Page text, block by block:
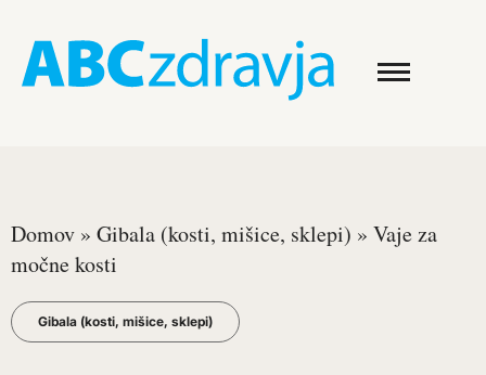
Domov » Gibala (kosti, mišice, sklepi) » Vaje za
močne kosti
Gibala (kosti, mišice, sklepi)